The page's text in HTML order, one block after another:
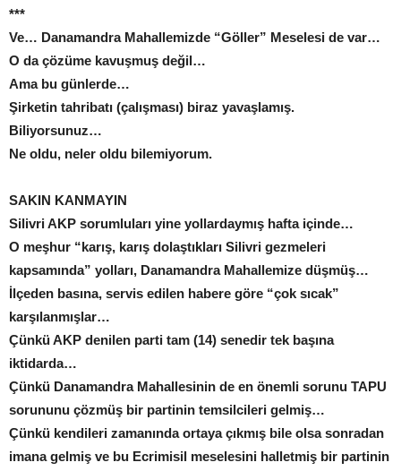
***
Ve… Danamandra Mahallemizde “Göller” Meselesi de var…
O da çözüme kavuşmuş değil…
Ama bu günlerde…
Şirketin tahribatı (çalışması) biraz yavaşlamış.
Biliyorsunuz…
Ne oldu, neler oldu bilemiyorum.
SAKIN KANMAYIN
Silivri AKP sorumluları yine yollardaymış hafta içinde…
O meşhur “karış, karış dolaştıkları Silivri gezmeleri
kapsamında” yolları, Danamandra Mahallemize düşmüş…
İlçeden basına, servis edilen habere göre “çok sıcak”
karşılanmışlar…
Çünkü AKP denilen parti tam (14) senedir tek başına
iktidarda…
Çünkü Danamandra Mahallesinin de en önemli sorunu TAPU
sorununu çözmüş bir partinin temsilcileri gelmiş…
Çünkü kendileri zamanında ortaya çıkmış bile olsa sonradan
imana gelmiş ve bu Ecrimisil meselesini halletmiş bir partinin